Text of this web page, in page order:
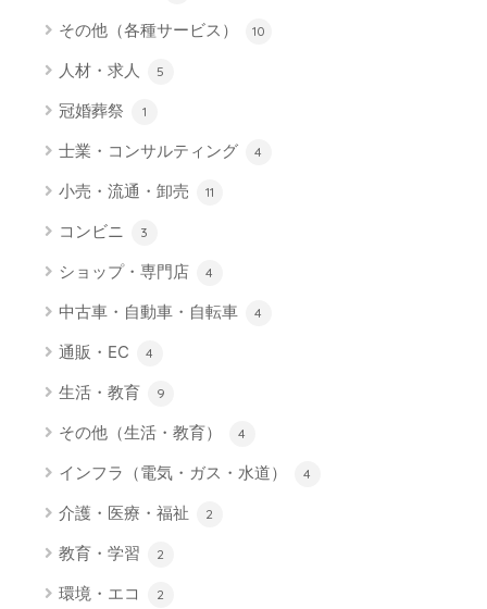
その他（各種サービス） 10
人材・求人 5
冠婚葬祭 1
士業・コンサルティング 4
小売・流通・卸売 11
コンビニ 3
ショップ・専門店 4
中古車・自動車・自転車 4
通販・EC 4
生活・教育 9
その他（生活・教育） 4
インフラ（電気・ガス・水道） 4
介護・医療・福祉 2
教育・学習 2
環境・エコ 2